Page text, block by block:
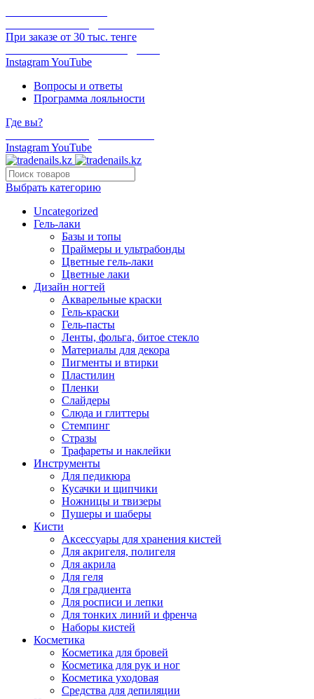
При заказе от 30 тыс. тенге
InstagramYouTube
Вопросы и ответы
Программа лояльности
Где вы?
InstagramYouTube
Выбрать категорию
Uncategorized
Гель-лаки
Базы и топы
Праймеры и ультрабонды
Цветные гель-лаки
Цветные лаки
Дизайн ногтей
Акварельные краски
Гель-краски
Гель-пасты
Ленты, фольга, битое стекло
Материалы для декора
Пигменты и втирки
Пластилин
Пленки
Слайдеры
Слюда и глиттеры
Стемпинг
Стразы
Трафареты и наклейки
Инструменты
Для педикюра
Кусачки и щипчики
Ножницы и твизеры
Пушеры и шаберы
Кисти
Аксессуары для хранения кистей
Для акригеля, полигеля
Для акрила
Для геля
Для градиента
Для росписи и лепки
Для тонких линий и френча
Наборы кистей
Косметика
Косметика для бровей
Косметика для рук и ног
Косметика уходовая
Средства для депиляции